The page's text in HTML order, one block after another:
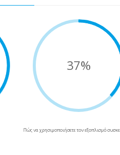
37%
Πώς να χρησιμοποιήσετε τον εξοπλισμό